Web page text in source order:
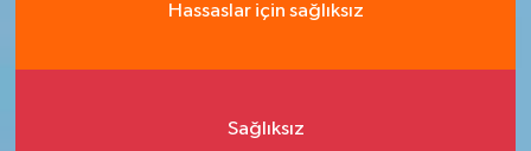
Hassaslar için sağlıksız
Sağlıksız